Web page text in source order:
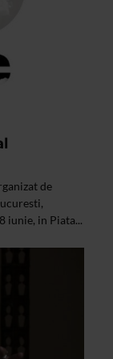
de
iunie, in Piata...